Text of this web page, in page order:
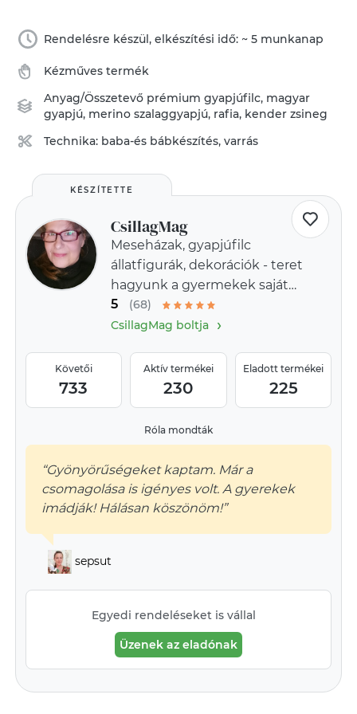
Rendelésre készül, elkészítési idő: ~ 5 munkanap
Kézműves termék
Anyag/Összetevő prémium gyapjúfilc, magyar
gyapjú, merino szalaggyapjú, rafia, kender zsineg
Technika: baba-és bábkészítés,varrás
KÉSZÍTETTE
CsillagMag
Meseházak, gyapjúfilc
állatfigurák, dekorációk - teret
hagyunk a gyermekek saját
meséinek!
5
(68)
CsillagMag boltja›
Követői
733
Aktív termékei
230
Eladott termékei
225
Róla mondták
“Gyönyörűségeket kaptam. Már a
csomagolása is igényes volt. A gyerekek
imádják! Hálásan köszönöm!”
sepsut
Egyedi rendeléseket is vállal
Üzenek az eladónak